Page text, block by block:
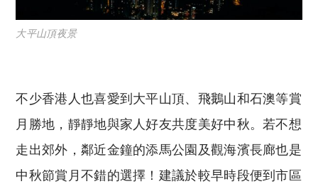
大平山頂夜景
不少香港人也喜愛到大平山頂、飛鵝山和石澳等賞
月勝地，靜靜地與家人好友共度美好中秋。若不想
走出郊外，鄰近金鐘的添馬公園及觀海濱長廊也是
中秋節賞月不錯的選擇！建議於較早時段便到市區